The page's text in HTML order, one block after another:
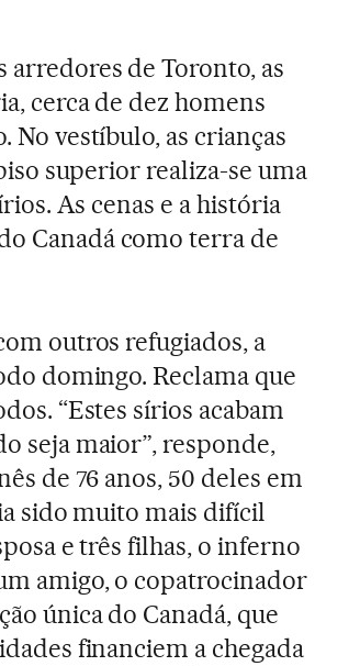
de Toronto, as
cerca de dez homens
vestíbulo, as crianças
superior realiza-se uma
As cenas e a história
Canadá como terra de
outros refugiados, a
domingo. Reclama que
“Estes sírios acabam
seja maior”, responde,
de 76 anos, 50 deles em
sido muito mais difícil
e três filhas, o inferno
amigo, o copatrocinador
única do Canadá, que
financiem a chegada